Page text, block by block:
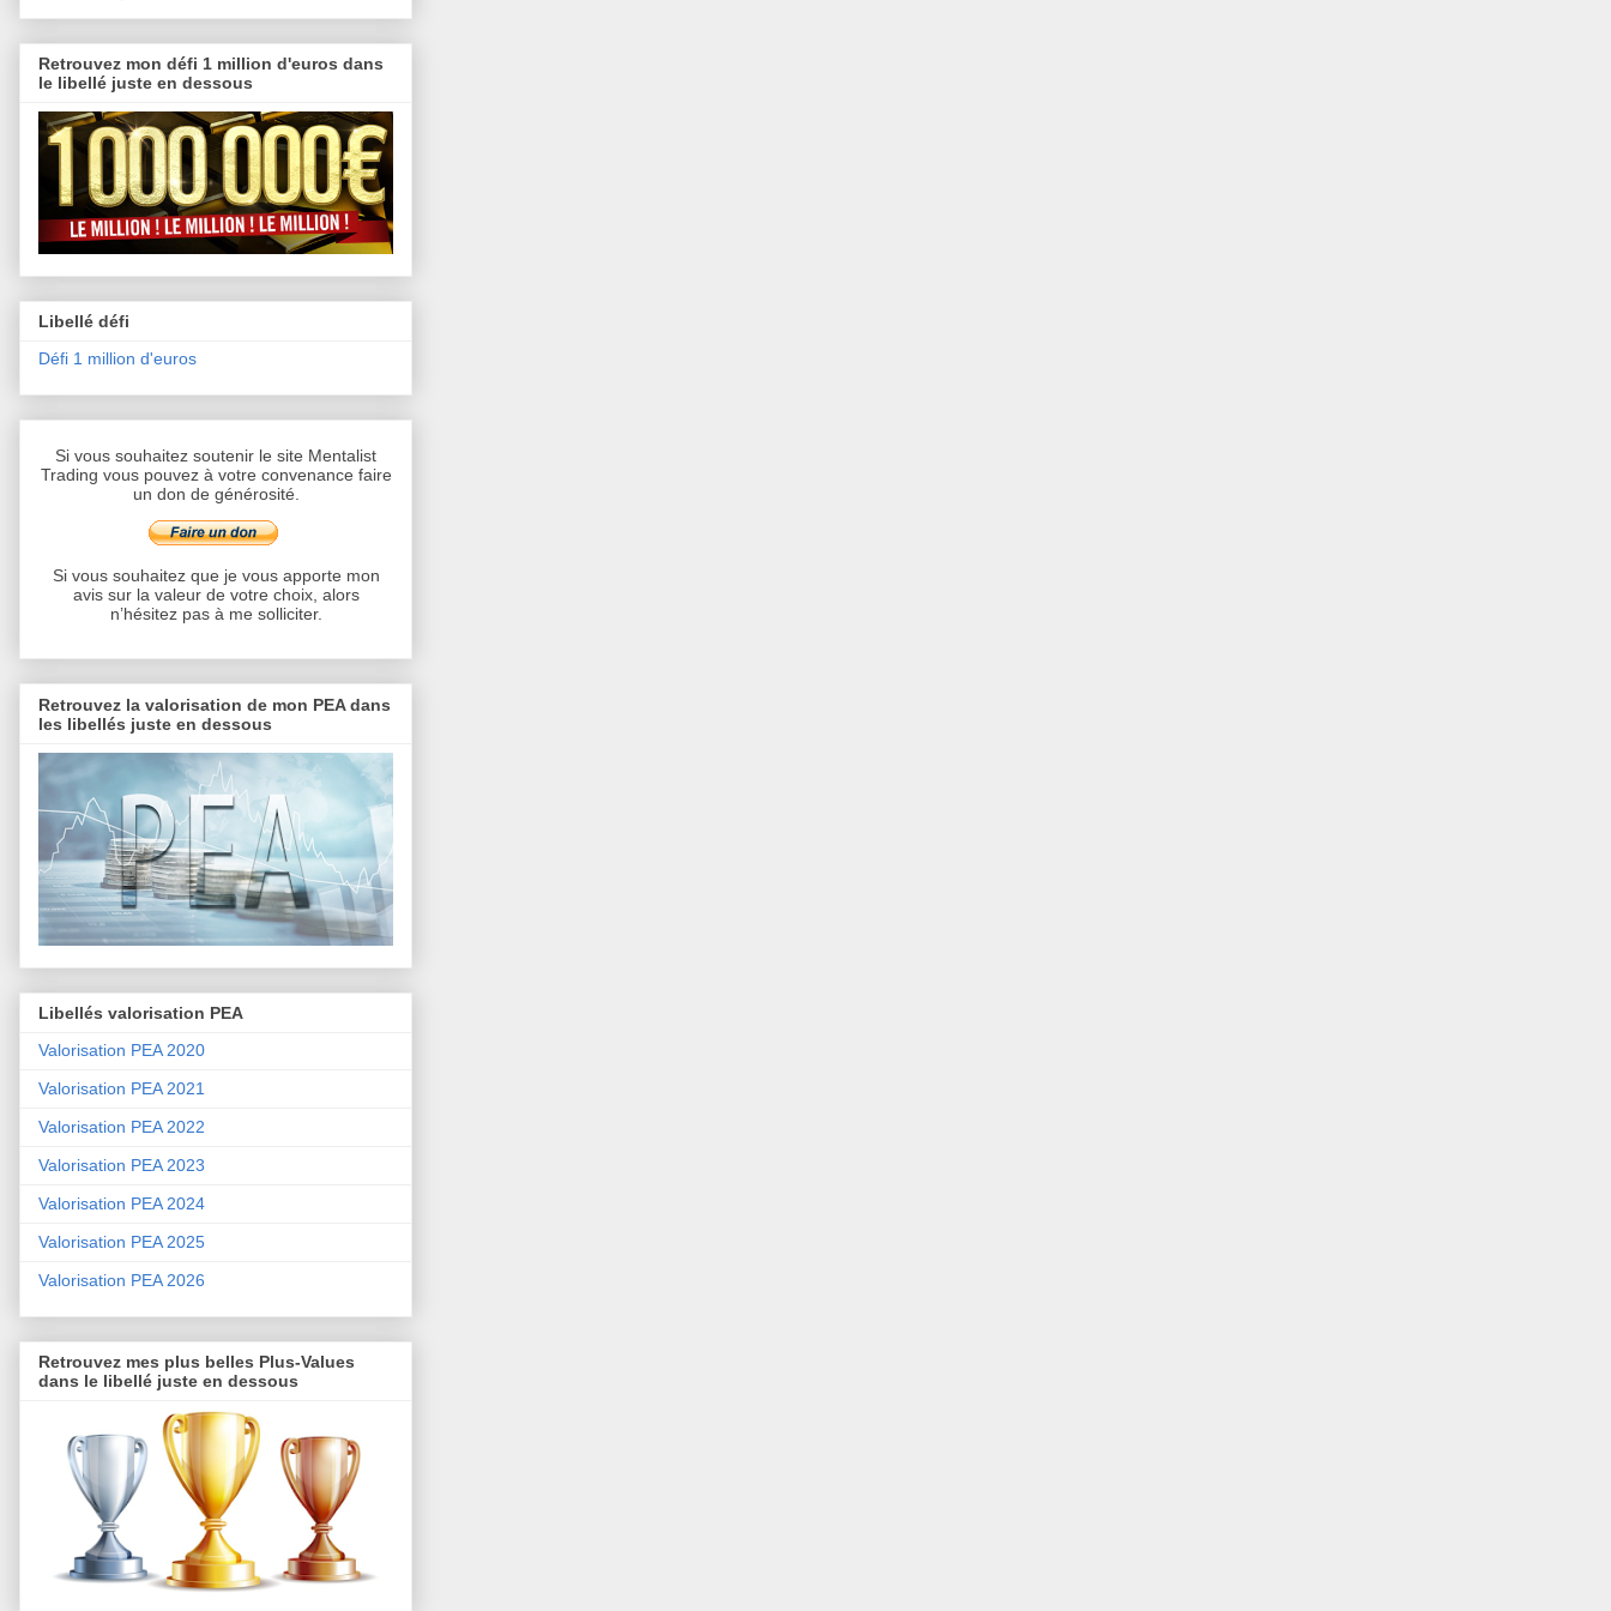
Retrouvez mon défi 1 million d'euros dans
le libellé juste en dessous
Libellé défi
Défi 1 million d'euros
Si vous souhaitez soutenir le site Mentalist
Trading vous pouvez à votre convenance faire
un don de générosité.
Si vous souhaitez que je vous apporte mon
avis sur la valeur de votre choix, alors
n’hésitez pas à me solliciter.
Retrouvez la valorisation de mon PEA dans
les libellés juste en dessous
Libellés valorisation PEA
Valorisation PEA 2020
Valorisation PEA 2021
Valorisation PEA 2022
Valorisation PEA 2023
Valorisation PEA 2024
Valorisation PEA 2025
Valorisation PEA 2026
Retrouvez mes plus belles Plus-Values
dans le libellé juste en dessous